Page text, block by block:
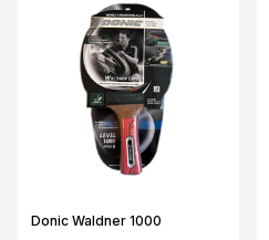
Donic Waldner 1000